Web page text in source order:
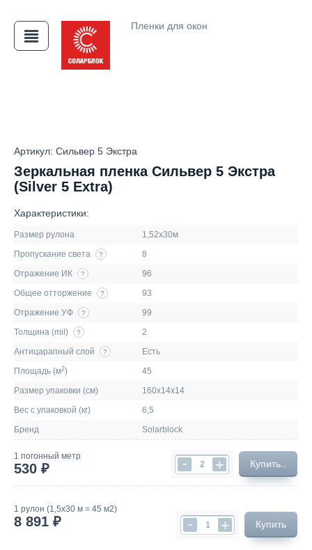
Пленки для окон
Артикул: Сильвер 5 Экстра
Зеркальная пленка Сильвер 5 Экстра
(Silver 5 Extra)
Характеристики:
Размер рулона
1,52х30м
Пропускание света
?
8
Отражение ИК
?
96
Общее отторжение
?
93
Отражение УФ
?
99
Толщина (mil)
?
2
Антицарапный слой
?
Есть
Площадь (м2)
45
Размер упаковки (см)
160х14х14
Вес с упаковкой (кг)
6,5
Бренд
Solarblock
1 погонный метр
530 ₽ - + Купить..
1 рулон (1,5х30 м = 45 м2)
8 891 ₽ - + Купить